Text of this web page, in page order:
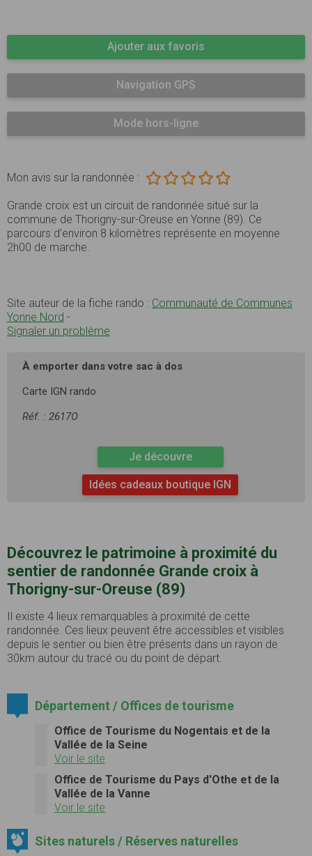
Ajouter aux favoris
Navigation GPS
Mode hors-ligne
Mon avis sur la randonnée :
Grande croix est un circuit de randonnée situé sur la
commune de Thorigny-sur-Oreuse en Yonne (89). Ce
parcours d’environ 8 kilomètres représente en moyenne
2h00 de marche.
Site auteur de la fiche rando : Communauté de Communes
Yonne Nord -
Signaler un problème
À emporter dans votre sac à dos
Carte IGN rando
Réf. : 2617O
Je découvre
Idées cadeaux boutique IGN
Découvrez le patrimoine à proximité du
sentier de randonnée Grande croix à
Thorigny-sur-Oreuse (89)
Il existe 4 lieux remarquables à proximité de cette
randonnée. Ces lieux peuvent être accessibles et visibles
depuis le sentier ou bien être présents dans un rayon de
30km autour du tracé ou du point de départ.
Département / Offices de tourisme
Office de Tourisme du Nogentais et de la
Vallée de la Seine
Voir le site
Office de Tourisme du Pays d'Othe et de la
Vallée de la Vanne
Voir le site
Sites naturels / Réserves naturelles